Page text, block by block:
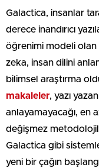
Galactica, insanlar
derece inandırıcı
öğrenimi modeli
zeka, insan dilini
bilimsel araştırma
makaleler, yazı
anlayamayacağı, en
değişmez
Galactica gibi
yeni bir çağın